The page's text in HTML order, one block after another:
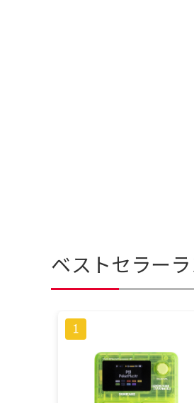
ベストセラー